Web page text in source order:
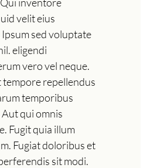
velit eius
sed voluptate
eligendi
vero vel neque.
tempore repellendus
temporibus
qui omnis
Fugit quia illum
Fugiat doloribus et
sit modi.